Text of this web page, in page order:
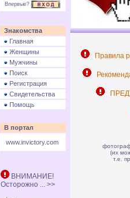
Впервые?
Знакомства
Главная
Женщины
Мужчины
Поиск
Регистрация
Свидетельства
Помощь
В портал
www.invictory.com
ВНИМАНИЕ!
Осторожно ... >>
Правила
(их
т.е.